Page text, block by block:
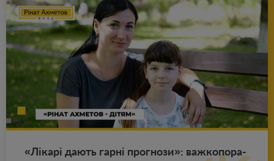
«Лікарі дають гарні про­гно­зи»: важ­ко­по­ра­